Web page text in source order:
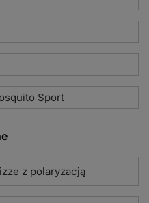
Sport
z polaryzacją